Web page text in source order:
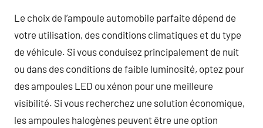
Le choix de l’ampoule automobile parfaite dépend de
votre utilisation, des conditions climatiques et du type
de véhicule. Si vous conduisez principalement de nuit
ou dans des conditions de faible luminosité, optez pour
des ampoules LED ou xénon pour une meilleure
visibilité. Si vous recherchez une solution économique,
les ampoules halogènes peuvent être une option